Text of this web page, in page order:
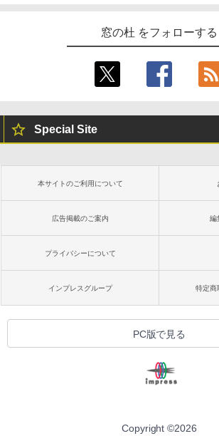
窓の杜 をフォローする
Special Site
本サイトのご利用について
広告掲載のご案内 編
プライバシーについて
インプレスグループ 特定商
PC版で見る
Copyright ©2026